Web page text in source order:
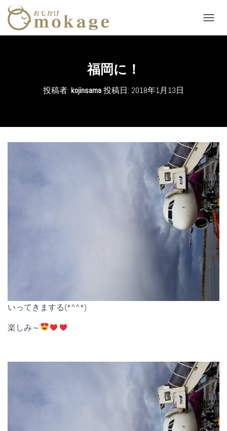
ビ
福岡に！
投稿者: kojinsama投稿日: 2018年1月13日
いってきまする(*^^*)
楽しみ～